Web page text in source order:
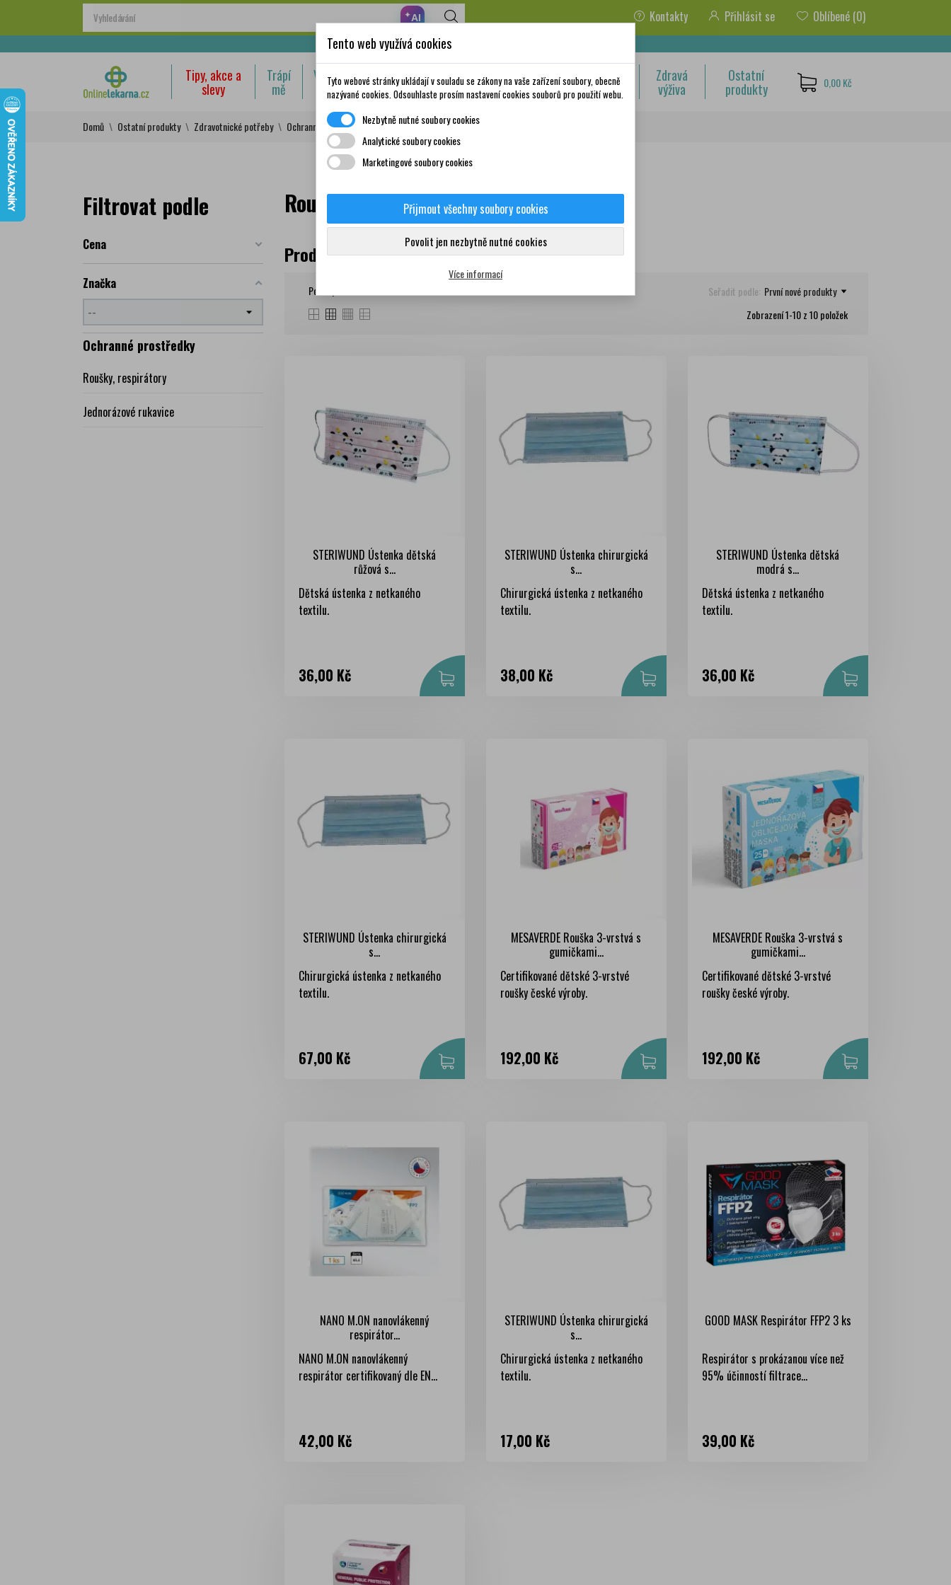
✦AI Kontakty Přihlásit se Oblíbené (0)
Nakupte za 999,- Kč a získáte dopravu zdarma!
Tipy, akce a
slevy
Trápí
mě
Volně prodejné
léky
Doplňky stravy a
vitamíny
Matka a
dítě
Krása a
péče
Zdravá
výživa
Ostatní
produkty 0,00 Kč
Domů Ostatní produkty Zdravotnické potřeby Ochranné prostředky Roušky, respirátory
Filtrovat podle
Cena
Značka
Ochranné prostředky
Roušky, respirátory
Jednorázové rukavice
Roušky, respirátory
Produkty
Počet produktů: 10 Seřadit podle: První nové produkty
Zobrazení 1-10 z 10 položek
STERIWUND Ústenka dětská
růžová s...
Dětská ústenka z netkaného
textilu.
Cena
36,00 Kč
STERIWUND Ústenka chirurgická
s...
Chirurgická ústenka z netkaného
textilu.
Cena
38,00 Kč
STERIWUND Ústenka dětská
modrá s...
Dětská ústenka z netkaného
textilu.
Cena
36,00 Kč
STERIWUND Ústenka chirurgická
s...
Chirurgická ústenka z netkaného
textilu.
Cena
67,00 Kč
MESAVERDE Rouška 3-vrstvá s
gumičkami...
Certifikované dětské 3-vrstvé
roušky české výroby.
Cena
192,00 Kč
MESAVERDE Rouška 3-vrstvá s
gumičkami...
Certifikované dětské 3-vrstvé
roušky české výroby.
Cena
192,00 Kč
NANO M.ON nanovlákenný
respirátor...
NANO M.ON nanovlákenný
respirátor certifikovaný dle EN...
Cena
42,00 Kč
STERIWUND Ústenka chirurgická
s...
Chirurgická ústenka z netkaného
textilu.
Cena
17,00 Kč
GOOD MASK Respirátor FFP2 3 ks
Respirátor s prokázanou více než
95% účinností filtrace...
Cena
39,00 Kč
Tento web využívá cookies
Tyto webové stránky ukládají v souladu se zákony na vaše zařízení soubory, obecně
nazývané cookies. Odsouhlaste prosím nastavení cookies souborů pro použití webu.
Nezbytně nutné soubory cookies
Analytické soubory cookies
Marketingové soubory cookies
Přijmout všechny soubory cookies
Povolit jen nezbytně nutné cookies
Více informací